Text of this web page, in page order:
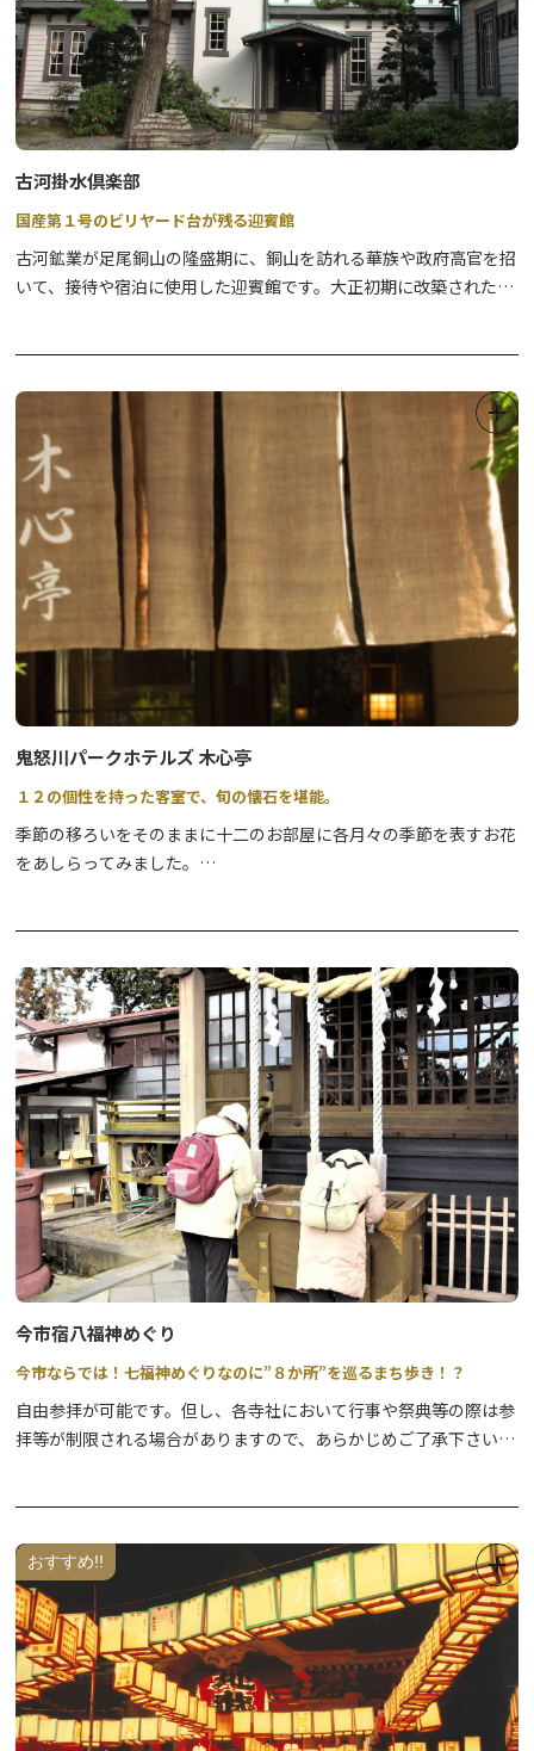
古河掛水倶楽部
国産第１号のビリヤード台が残る迎賓館
古河鉱業が足尾銅山の隆盛期に、銅山を訪れる華族や政府高官を招
いて、接待や宿泊に使用した迎賓館です。大正初期に改築された建
一般公開は土日祝日のみです。
【休館】
※11月下旬～4月中旬
鬼怒川パークホテルズ 木心亭
１２の個性を持った客室で、旬の懐石を堪能。
季節の移ろいをそのままに十二のお部屋に各月々の季節を表すお花
をあしらってみました。
ように気配りを致しました。
今市宿八福神めぐり
今市ならでは！七福神めぐりなのに”８か所”を巡るまち歩き！？
自由参拝が可能です。但し、各寺社において行事や祭典等の際は参
拝等が制限される場合がありますので、あらかじめご了承下さい。
①道の駅日光 日光街道ニコニコ本陣 観光情報館（日光市観光協
会）
・販売時間 9：00～17：00 （年中無休）
・販売物
●色紙 1枚 800円
スタンプを全て集めたら、神棚や玄関などぜひ飾ってください。
●スタンプ帳 1冊 1,500円（特製オリジナル巾着付 ♪ ）
おすすめ!!